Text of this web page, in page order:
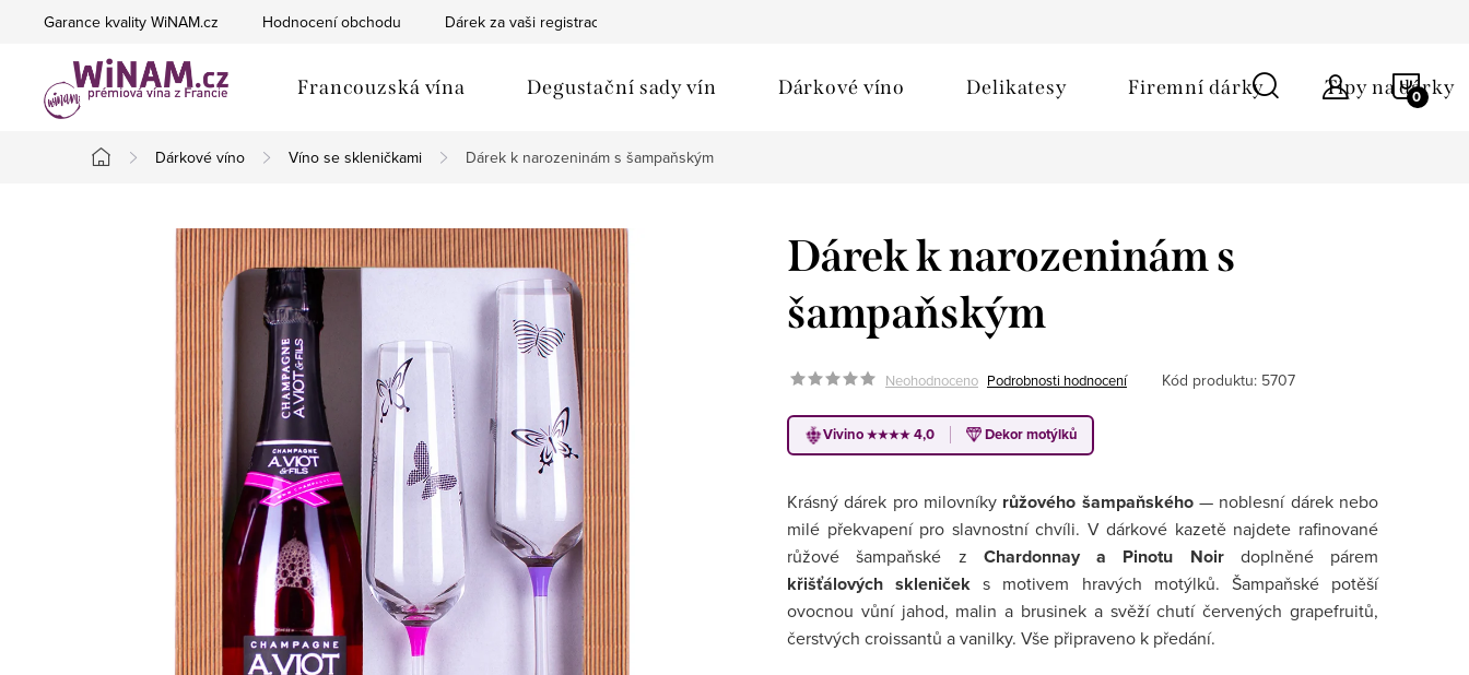
Garance kvality WiNAM.cz Hodnocení obchodu Dárek za vaši registraci
Francouzská vína Degustační sady vín Dárkové víno Delikatesy Firemní dárky Tipy na dárky
Domů
Dárkové víno Víno se skleničkami Dárek k narozeninám s šampaňským
Dárek k narozeninám s
šampaňským
Neohodnoceno Podrobnosti hodnocení Kód produktu: 5707
Vivino★★★★4,0 Dekor motýlků
Krásný dárek pro milovníky růžového šampaňského— noblesní dárek nebo
milé překvapení pro slavnostní chvíli. V dárkové kazetě najdete rafinované
růžové šampaňské z Chardonnay a Pinotu Noirdoplněné párem
křišťálových skleniček s motivem hravých motýlků. Šampaňské potěší
ovocnou vůní jahod, malin a brusinek a svěží chutí červených grapefruitů,
čerstvých croissantů a vanilky. Vše připraveno k předání.